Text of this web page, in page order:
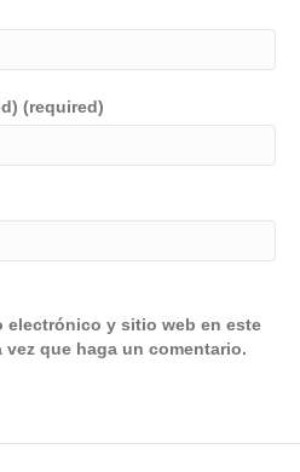
(required)
electrónico y sitio web en este
que haga un comentario.